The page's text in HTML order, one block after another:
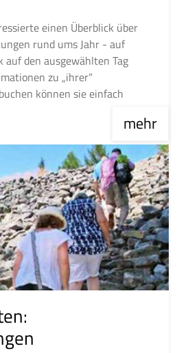
einen Überblick über
rund ums Jahr - auf
auf den ausgewählten Tag
zu „ihrer“
können sie einfach
mehr